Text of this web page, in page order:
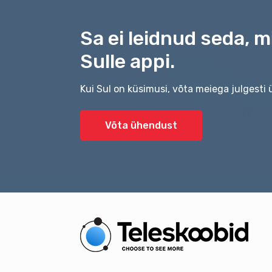
Sa ei leidnud seda,
Sulle appi.
Kui Sul on küsimusi, võta meiega julgesti
Võta ühendust